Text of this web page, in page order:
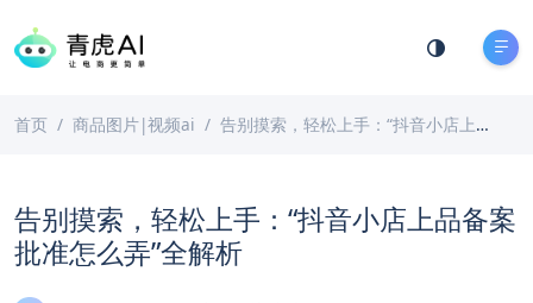
首页 商品图片|视频ai 告别摸索，轻松上手：“抖音小店上品备案批准怎么弄”全解析
告别摸索，轻松上手：“抖音小店上品备案
批准怎么弄”全解析